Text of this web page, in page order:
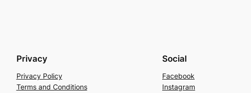
Privacy
Privacy Policy
Terms and Conditions
Social
Facebook
Instagram